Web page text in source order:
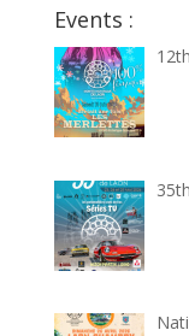
Events :